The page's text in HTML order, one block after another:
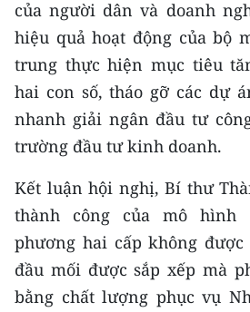
của người dân và doanh
hiệu quả hoạt động của bộ
trung thực hiện mục tiêu
hai con số, tháo gỡ các dự
nhanh giải ngân đầu tư
trường đầu tư kinh doanh.
Kết luận hội nghị, Bí thư
thành công của mô hình
phương hai cấp không
đầu mối được sắp xếp mà
bằng chất lượng phục vụ